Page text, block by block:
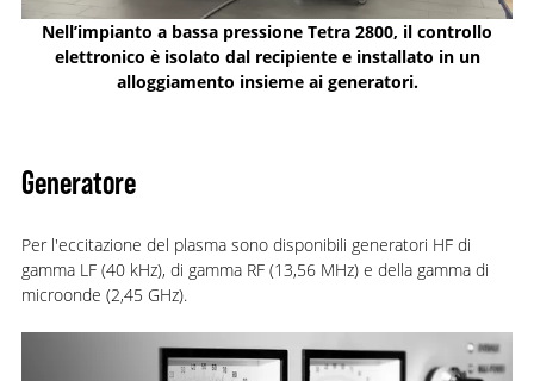
Nell’impianto a bassa pressione Tetra 2800, il controllo
elettronico è isolato dal recipiente e installato in un
alloggiamento insieme ai generatori.
Generatore
Per l'eccitazione del plasma sono disponibili generatori HF di
gamma LF (40 kHz), di gamma RF (13,56 MHz) e della gamma di
microonde (2,45 GHz).